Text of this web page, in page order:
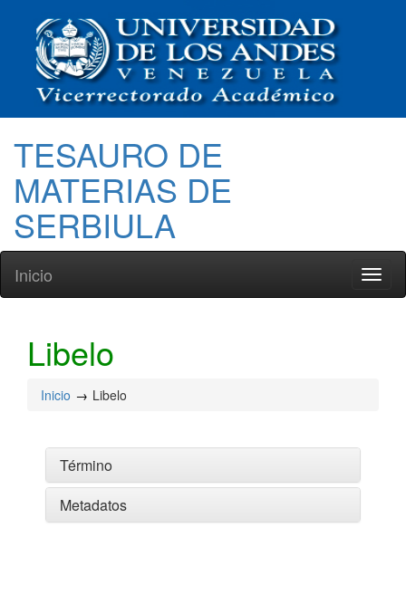
TESAURO DE
MATERIAS DE
SERBIULA
Inicio
Libelo
Inicio Libelo
Término
Metadatos